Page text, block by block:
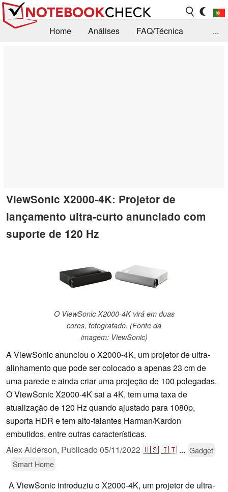
Home Análises
FAQ/Técnica
...
ViewSonic X2000-4K: Projetor de
lançamento ultra-curto anunciado com
suporte de 120 Hz
O ViewSonic X2000-4K virá em duas
cores, fotografado. (Fonte da
imagem: ViewSonic)
A ViewSonic anunciou o X2000-4K, um projetor de ultra-
alinhamento que pode ser colocado a apenas 23 cm de
uma parede e ainda criar uma projeção de 100 polegadas.
O ViewSonic X2000-4K sai a 4K, tem uma taxa de
atualização de 120 Hz quando ajustado para 1080p,
suporta HDR e tem alto-falantes Harman/Kardon
embutidos, entre outras características.
Alex Alderson, Publicado 05/11/2022 🇺🇸🇮🇹 ... Gadget
Smart Home
A ViewSonic introduziu o X2000-4K, um projetor de ultra-